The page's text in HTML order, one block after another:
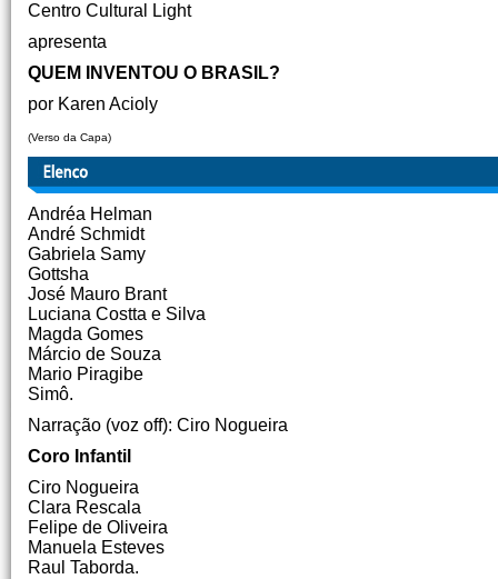
Centro Cultural Light
apresenta
QUEM INVENTOU O BRASIL?
por Karen Acioly
(Verso da Capa)
Andréa Helman
André Schmidt
Gabriela Samy
Gottsha
José Mauro Brant
Luciana Costta e Silva
Magda Gomes
Márcio de Souza
Mario Piragibe
Simô.
Narração (voz off): Ciro Nogueira
Coro Infantil
Ciro Nogueira
Clara Rescala
Felipe de Oliveira
Manuela Esteves
Raul Taborda.